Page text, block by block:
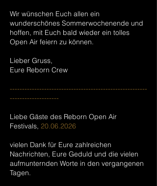
Wir wünschen Euch allen ein
wunderschönes Sommerwochenende und
hoffen, mit Euch bald wieder ein tolles
Open Air feiern zu können.
Lieber Gruss,
Eure Reborn Crew
--------------------------------------------------------
--------------------
Liebe Gäste des Reborn Open Air
Festivals, 20.06.2026
vielen Dank für Eure zahlreichen
Nachrichten, Eure Geduld und die vielen
aufmunternden Worte in den vergangenen
Tagen.